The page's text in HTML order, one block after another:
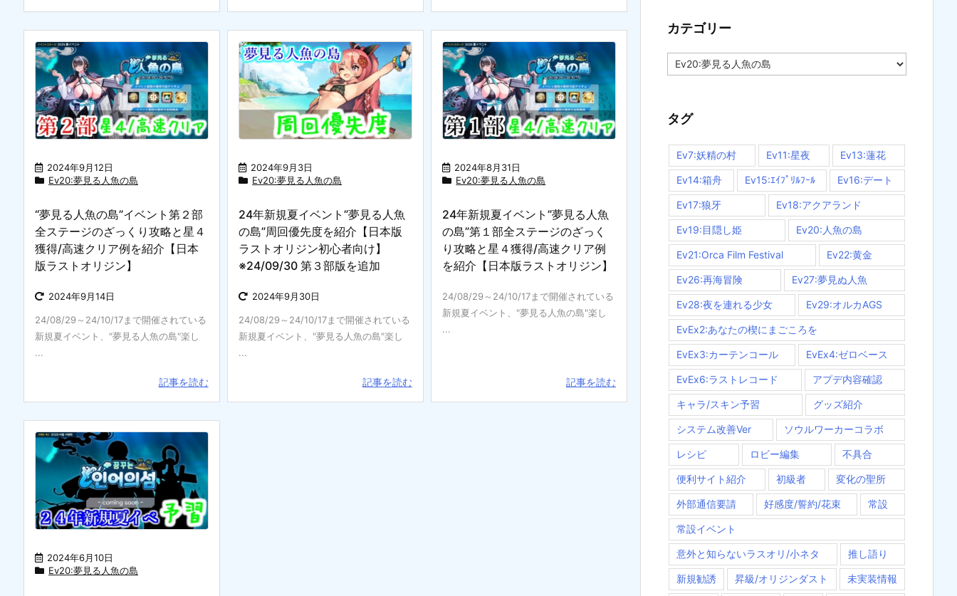
2024年9月12日
Ev20:夢見る人魚の島
“夢見る人魚の島”イベント第２部
全ステージのざっくり攻略と星４
獲得/高速クリア例を紹介【日本
版ラストオリジン】
2024年9月14日
24/08/29～24/10/17まで開催されている
新規夏イベント、"夢見る人魚の島"楽し
...
記事を読む
2024年9月3日
Ev20:夢見る人魚の島
24年新規夏イベント”夢見る人魚
の島”周回優先度を紹介【日本版
ラストオリジン初心者向け】
※24/09/30 第３部版を追加
2024年9月30日
24/08/29～24/10/17まで開催されている
新規夏イベント、"夢見る人魚の島"楽し
...
記事を読む
2024年8月31日
Ev20:夢見る人魚の島
24年新規夏イベント”夢見る人魚
の島”第１部全ステージのざっく
り攻略と星４獲得/高速クリア例
を紹介【日本版ラストオリジン】
24/08/29～24/10/17まで開催されている
新規夏イベント、"夢見る人魚の島"楽し
...
記事を読む
2024年6月10日
Ev20:夢見る人魚の島
カテゴリー
カ
テ
ー
タグ
Ev7:妖精の村 Ev11:星夜 Ev13:蓮花
Ev14:箱舟 Ev15:ｴｲﾌﾟﾘﾙﾌｰﾙ Ev16:デート
Ev17:狼牙 Ev18:アクアランド
Ev19:目隠し姫 Ev20:人魚の島
Ev21:Orca Film Festival Ev22:黄金
Ev26:再海冒険 Ev27:夢見ぬ人魚
Ev28:夜を連れる少女 Ev29:オルカAGS
EvEx2:あなたの楔にまごころを
EvEx3:カーテンコール EvEx4:ゼロベース
EvEx6:ラストレコード アプデ内容確認
キャラ/スキン予習 グッズ紹介
システム改善Ver ソウルワーカーコラボ
レシピ ロビー編集 不具合
便利サイト紹介 初級者 変化の聖所
外部通信要請 好感度/誓約/花束 常設
常設イベント
意外と知らないラスオリ/小ネタ 推し語り
新規勧誘 昇級/オリジンダスト 未実装情報